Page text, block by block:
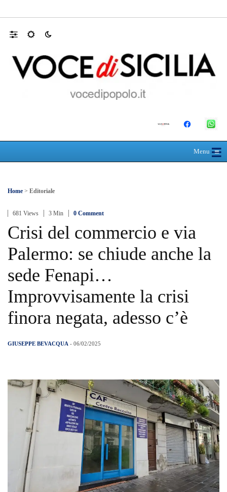
Menu≡
☰
Home > Editoriale
681 Views 3 Min 0 Comment
Crisi del commercio e via
Palermo: se chiude anche la
sede Fenapi…
Improvvisamente la crisi
finora negata, adesso c’è
GIUSEPPE BEVACQUA - 06/02/2025